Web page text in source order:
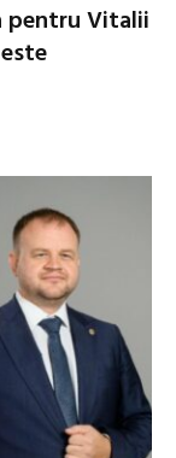
Vitalii